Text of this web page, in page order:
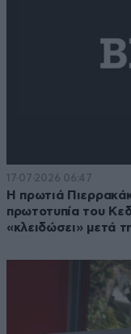
17·07·2026 06:47
Η πρωτιά
πρωτοτυπία του
«κλειδώσει» μετά